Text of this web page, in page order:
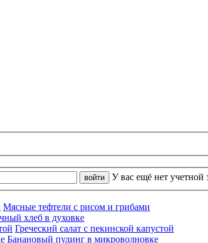
У вас ещё нет учетной
Мясные тефтели с рисом и грибами
хлеб в духовке
Греческий салат с пекинской капустой
Банановый пудинг в микроволновке